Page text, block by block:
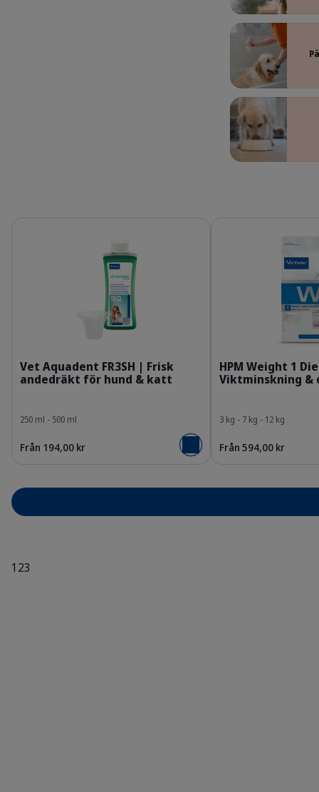
Vet Aquadent FR3SH | Frisk
andedräkt för hund & katt
250 ml - 500 ml
Från 194,00 kr Lägg i varukorgen
HPM Weight 1
Viktminskning &
3 kg - 7 kg - 12 kg
Från 594,00 kr